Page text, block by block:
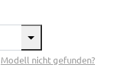
Modell nicht gefunden?